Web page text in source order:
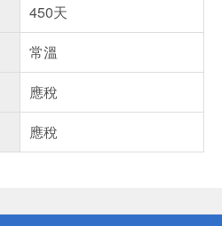
450天
常溫
應稅
應稅